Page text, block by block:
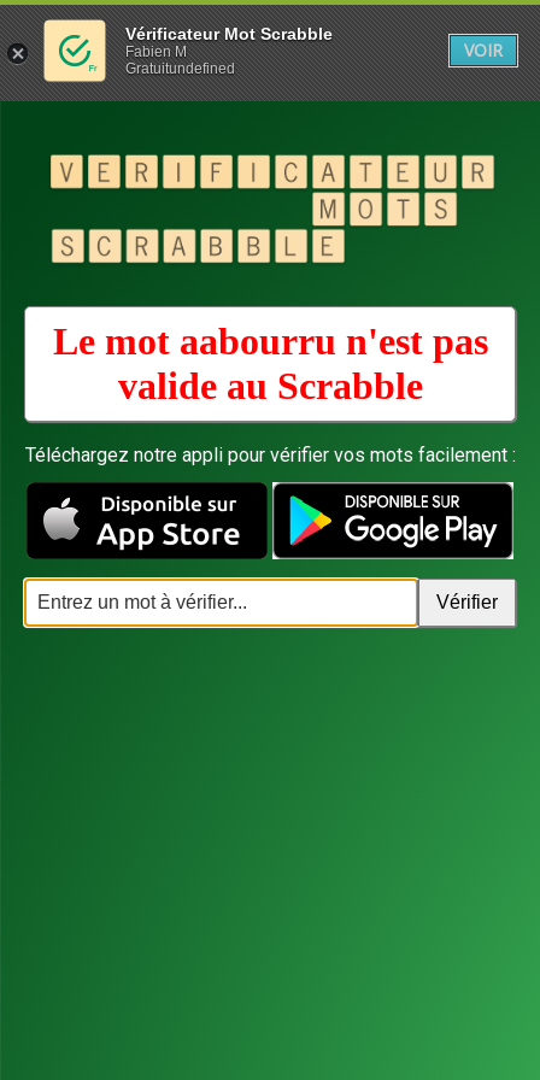
Le mot aabourru n'est pas
valide au Scrabble
Téléchargez notre appli pour vérifier vos mots facilement :
Vérificateur Mot Scrabble
Fabien M
Gratuitundefined
VOIR